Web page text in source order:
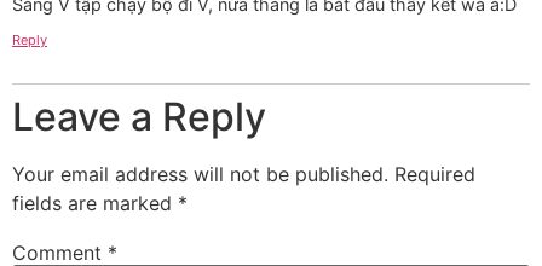
Sáng V tập chạy bộ đi V, nửa tháng là bắt đầu thấy kết wả à:D
Reply
Leave a Reply
Your email address will not be published. Required
fields are marked *
Comment *